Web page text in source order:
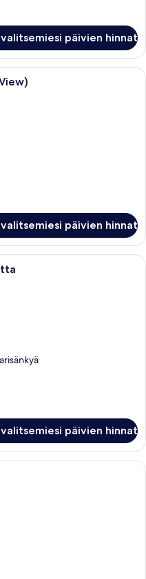
päivien hinnat
hotellihuone, jossa on suuri
päivien hinnat
hotellihuone, jossa on suuri
päivien hinnat
hotellihuone, jossa on